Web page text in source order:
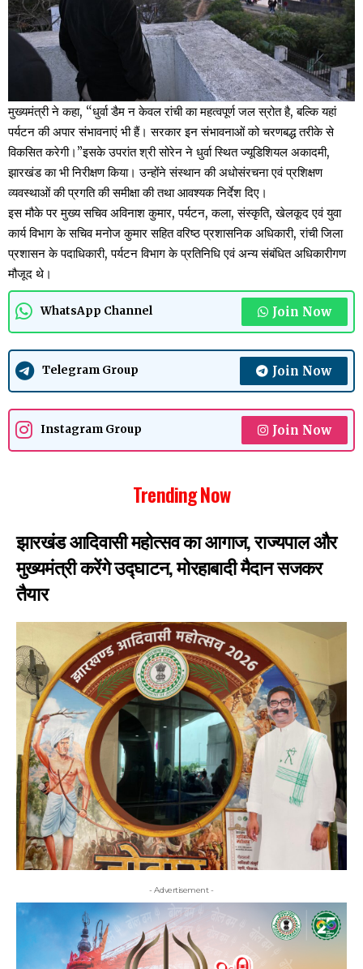
मुख्यमंत्री ने कहा, “धुर्वा डैम न केवल रांची का महत्वपूर्ण जल स्रोत है, बल्कि यहां
पर्यटन की अपार संभावनाएं भी हैं। सरकार इन संभावनाओं को चरणबद्ध तरीके से
विकसित करेगी।”इसके उपरांत श्री सोरेन ने धुर्वा स्थित ज्यूडिशियल अकादमी,
झारखंड का भी निरीक्षण किया। उन्होंने संस्थान की अधोसंरचना एवं प्रशिक्षण
व्यवस्थाओं की प्रगति की समीक्षा की तथा आवश्यक निर्देश दिए।
इस मौके पर मुख्य सचिव अविनाश कुमार, पर्यटन, कला, संस्कृति, खेलकूद एवं युवा
कार्य विभाग के सचिव मनोज कुमार सहित वरिष्ठ प्रशासनिक अधिकारी, रांची जिला
प्रशासन के पदाधिकारी, पर्यटन विभाग के प्रतिनिधि एवं अन्य संबंधित अधिकारीगण
मौजूद थे।
WhatsApp Channel Join Now
Telegram Group Join Now
Instagram Group Join Now
Trending Now
झारखंड आदिवासी महोत्सव का आगाज, राज्यपाल और
मुख्यमंत्री करेंगे उद्घाटन, मोरहाबादी मैदान सजकर
तैयार
- Advertisement -